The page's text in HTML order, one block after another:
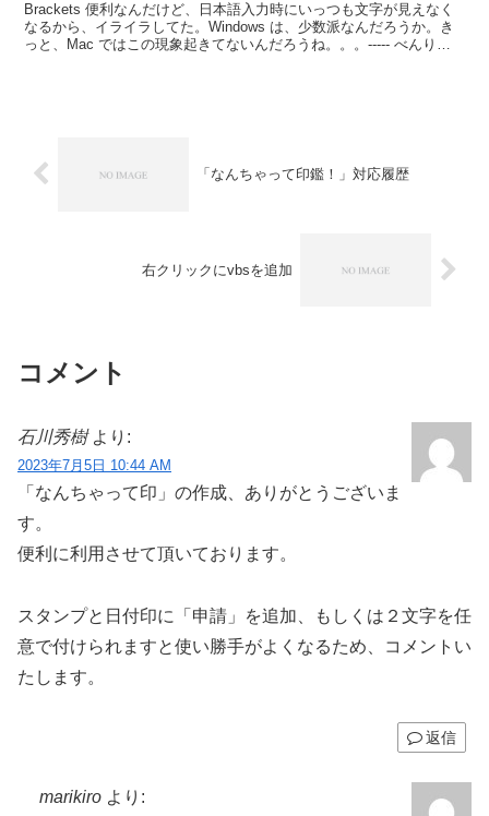
Brackets 便利なんだけど、日本語入力時にいっつも文字が見えなく
なるから、イライラしてた。Windows は、少数派なんだろうか。き
っと、Mac ではこの現象起きてないんだろうね。。。----- べんりあ
「なんちゃって印鑑！」対応履歴
右クリックにvbsを追加
コメント
石川秀樹 より:
2023年7月5日 10:44 AM
「なんちゃって印」の作成、ありがとうございま
す。
便利に利用させて頂いております。
スタンプと日付印に「申請」を追加、もしくは２文字を任
意で付けられますと使い勝手がよくなるため、コメントい
たします。
返信
marikiro より: